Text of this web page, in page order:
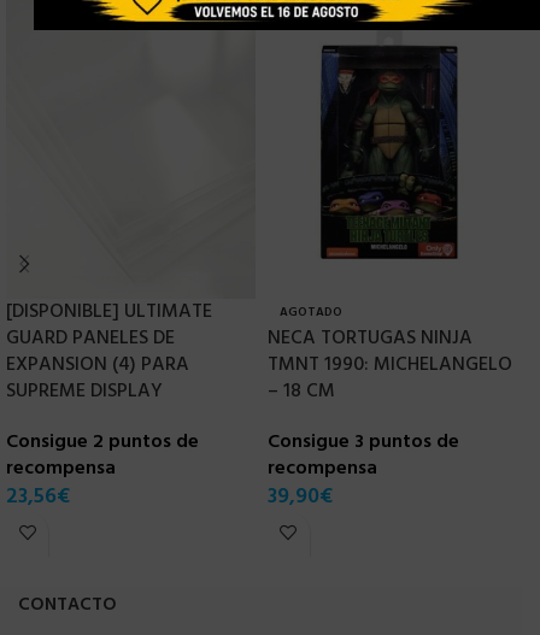
[DISPONIBLE] ULTIMATE
GUARD PANELES DE
EXPANSION (4) PARA
SUPREME DISPLAY
Consigue 2 puntos de
recompensa
23,56€
AGOTADO
NECA TORTUGAS NINJA
TMNT 1990: MICHELANGELO
– 18 CM
Consigue 3 puntos de
recompensa
39,90€
CONTACTO